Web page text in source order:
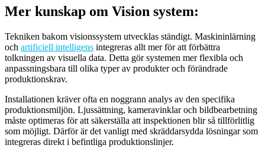
Mer kunskap om Vision system:
Tekniken bakom visionssystem utvecklas ständigt. Maskininlärning
och artificiell intelligens integreras allt mer för att förbättra
tolkningen av visuella data. Detta gör systemen mer flexibla och
anpassningsbara till olika typer av produkter och förändrade
produktionskrav.
Installationen kräver ofta en noggrann analys av den specifika
produktionsmiljön. Ljussättning, kameravinklar och bildbearbetning
måste optimeras för att säkerställa att inspektionen blir så tillförlitlig
som möjligt. Därför är det vanligt med skräddarsydda lösningar som
integreras direkt i befintliga produktionslinjer.